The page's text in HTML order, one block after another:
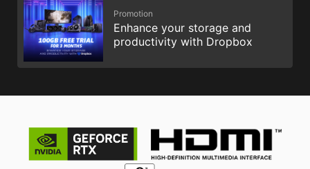
Promotion
Enhance your storage and
productivity with Dropbox